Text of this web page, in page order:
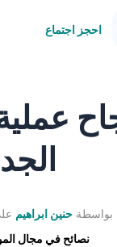
احجز اجتماع
بواسطة حنين ابراهيم
نصائح في مجال